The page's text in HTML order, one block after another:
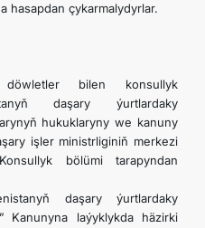
hasapdan çykarmalydyrlar.
bilen konsullyk
daşary ýurtlardaky
hukuklaryny we kanuny
işler ministrliginiň merkezi
bölümi tarapyndan
daşary ýurtlardaky
Kanunyna laýyklykda häzirki